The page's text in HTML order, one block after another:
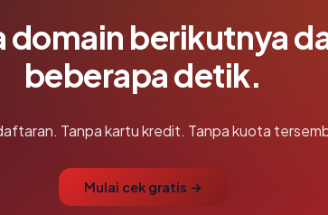
domain berikutnya
beberapa detik.
Tanpa kartu kredit. Tanpa kuota
Mulai cek gratis →